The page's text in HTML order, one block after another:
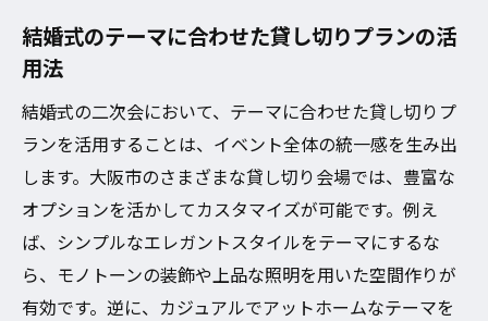
大阪市の貸し切りプランで演出する特別な
ゲストと共に楽しむための貸し切りプラン
活用術
貸し切りプランで叶える最高の二次会体験
大阪市で選ぶべき二次会貸し切りプラン
貸し切りプランを活用した二次会のアイデ
ア
結婚式のテーマに合わせた貸し切りプランの活
用法
結婚式の二次会において、テーマに合わせた貸し切りプ
ランを活用することは、イベント全体の統一感を生み出
します。大阪市のさまざまな貸し切り会場では、豊富な
オプションを活かしてカスタマイズが可能です。例え
ば、シンプルなエレガントスタイルをテーマにするな
ら、モノトーンの装飾や上品な照明を用いた空間作りが
有効です。逆に、カジュアルでアットホームなテーマを